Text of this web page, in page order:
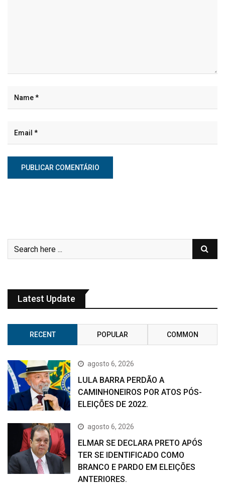
Latest Update
RECENT POPULAR COMMON
agosto 6, 2026
LULA BARRA PERDÃO A
CAMINHONEIROS POR ATOS PÓS-
ELEIÇÕES DE 2022.
agosto 6, 2026
ELMAR SE DECLARA PRETO APÓS
TER SE IDENTIFICADO COMO
BRANCO E PARDO EM ELEIÇÕES
ANTERIORES.